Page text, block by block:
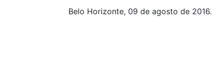
Belo Horizonte, 09 de agosto de 2016.